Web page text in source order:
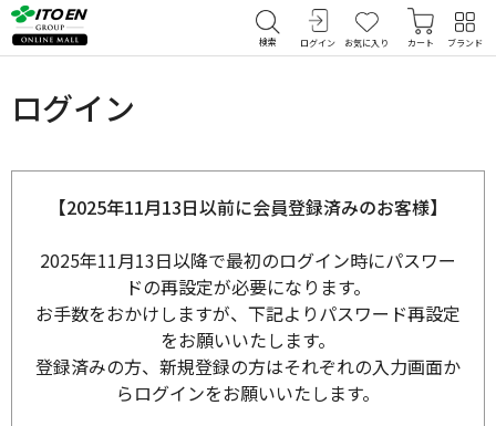
検索 ログイン お気に入り カート ブランド
ログイン
【2025年11月13日以前に会員登録済みのお客様】
2025年11月13日以降で最初のログイン時にパスワー
ドの再設定が必要になります。
お手数をおかけしますが、下記よりパスワード再設定
をお願いいたします。
登録済みの方、新規登録の方はそれぞれの入力画面か
らログインをお願いいたします。